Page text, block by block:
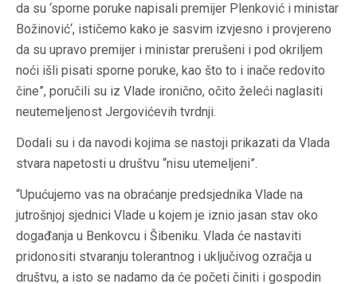
da su ‘sporne poruke napisali premijer Plenković i ministar
Božinović‘, ističemo kako je sasvim izvjesno i provjereno
da su upravo premijer i ministar prerušeni i pod okriljem
noći išli pisati sporne poruke, kao što to i inače redovito
čine”, poručili su iz Vlade ironično, očito želeći naglasiti
neutemeljenost Jergovićevih tvrdnji.
Dodali su i da navodi kojima se nastoji prikazati da Vlada
stvara napetosti u društvu “nisu utemeljeni”.
“Upućujemo vas na obraćanje predsjednika Vlade na
jutrošnjoj sjednici Vlade u kojem je iznio jasan stav oko
događanja u Benkovcu i Šibeniku. Vlada će nastaviti
pridonositi stvaranju tolerantnog i uključivog ozračja u
društvu, a isto se nadamo da će početi činiti i gospodin